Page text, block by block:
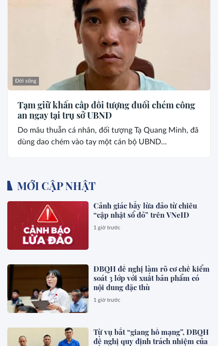
Đời sống
Tạm giữ khẩn cấp đối tượng đuổi chém công
an ngay tại trụ sở UBND
Do mâu thuẫn cá nhân, đối tượng Tạ Quang Minh, đã
dùng dao chém vào tay một cán bộ UBND...
MỚI CẬP NHẬT
Cảnh giác bẫy lừa đảo từ chiêu
“cập nhật sổ đỏ” trên VNeID
1 giờ trước
ĐBQH đề nghị làm rõ cơ chế kiểm
soát 3 lớp với xuất bản phẩm có
nội dung đặc thù
1 giờ trước
Từ vụ bắt “giang hồ mạng”, ĐBQH
đề nghị quy định trách nhiệm của